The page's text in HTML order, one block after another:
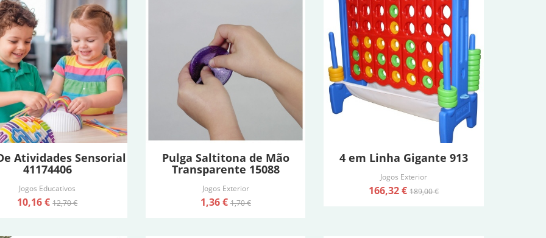
Atividades Sensorial
41174406
Jogos Educativos
10,16 €12,70 €
Pulga Saltitona de Mão
Transparente 15088
Jogos Exterior
1,36 €1,70 €
4 em Linha Gigante 913
Jogos Exterior
166,32 €189,00 €